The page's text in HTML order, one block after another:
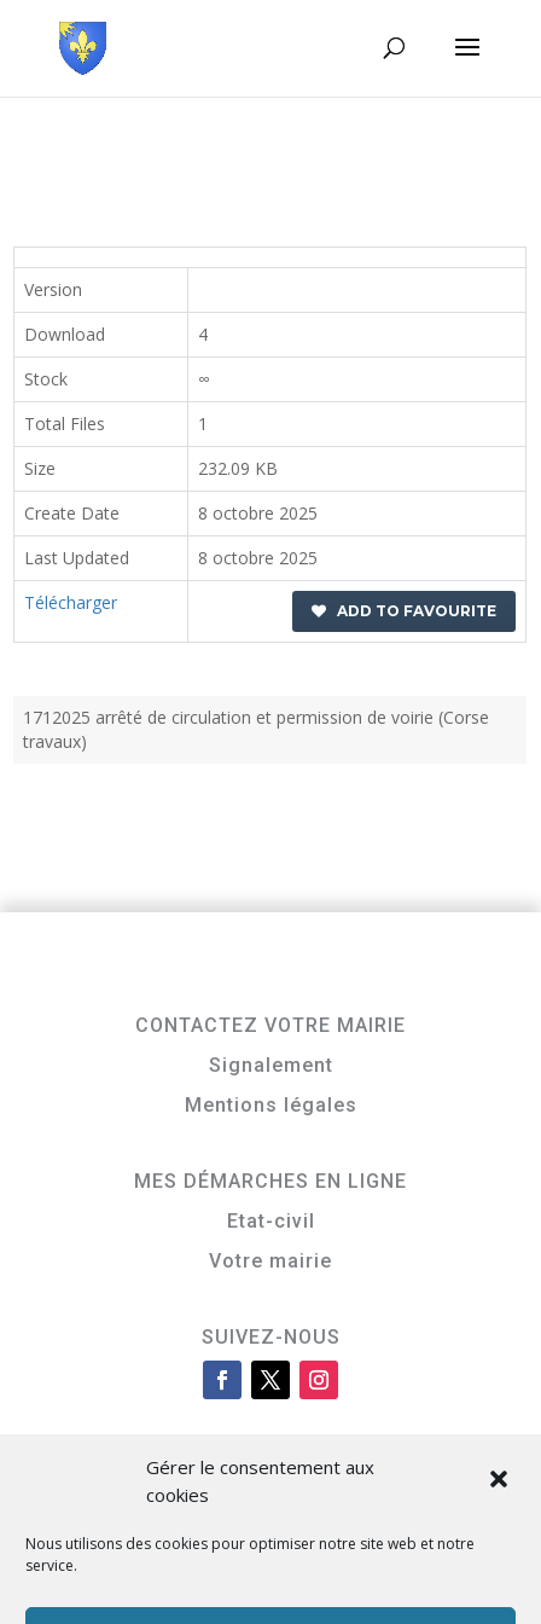
Gérer le consentement aux
cookies
Nous utilisons des cookies pour optimiser notre site web et notre
service.
Version
Download
4
Stock
∞
Total Files
1
Size
232.09 KB
Create Date
8 octobre 2025
Last Updated
8 octobre 2025
Télécharger
ADD TO FAVOURITE
1712025 arrêté de circulation et permission de voirie (Corse
travaux)
CONTACTEZ VOTRE MAIRIE
Signalement
Mentions légales
MES DÉMARCHES EN LIGNE
Etat-civil
Votre mairie
SUIVEZ-NOUS
Cità di L’Isula